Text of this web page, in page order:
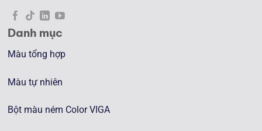
Danh mục
Màu tổng hợp
Màu tự nhiên
Bột màu ném Color VIGA